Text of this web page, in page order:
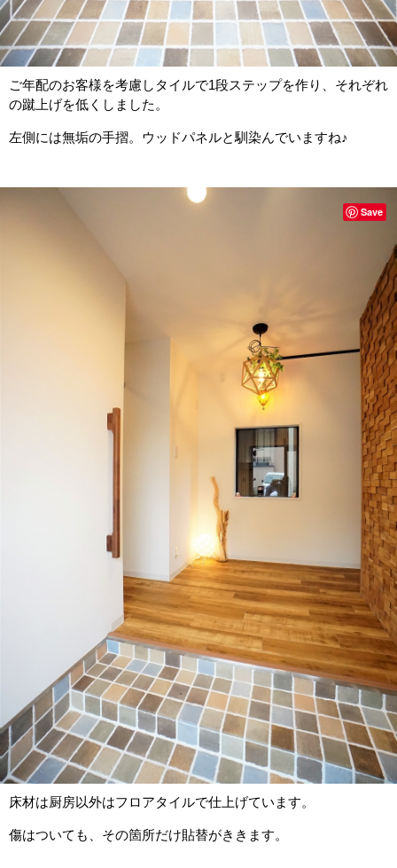
ご年配のお客様を考慮しタイルで1段ステップを作り、それぞれ
の蹴上げを低くしました。
左側には無垢の手摺。ウッドパネルと馴染んでいますね♪
床材は厨房以外はフロアタイルで仕上げています。
傷はついても、その箇所だけ貼替がききます。
Save